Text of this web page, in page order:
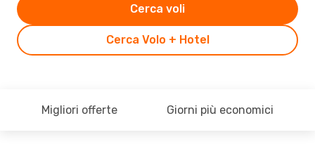
Cerca Volo + Hotel
Cerca voli
Migliori offerte Giorni più economici